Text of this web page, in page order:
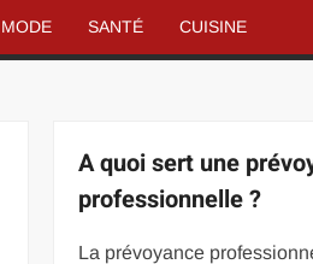
MODE SANTÉ CUISINE
A quoi sert une
professionnelle ?
La prévoyance